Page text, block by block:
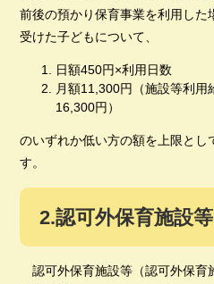
前後の預かり保育事業を利用した
受けた子どもについて、
日額450円×利用日数
月額11,300円（施設等利
16,300円）
のいずれか低い方の額を上限とし
す。
2.認可外保育施設
認可外保育施設等（認可外保育